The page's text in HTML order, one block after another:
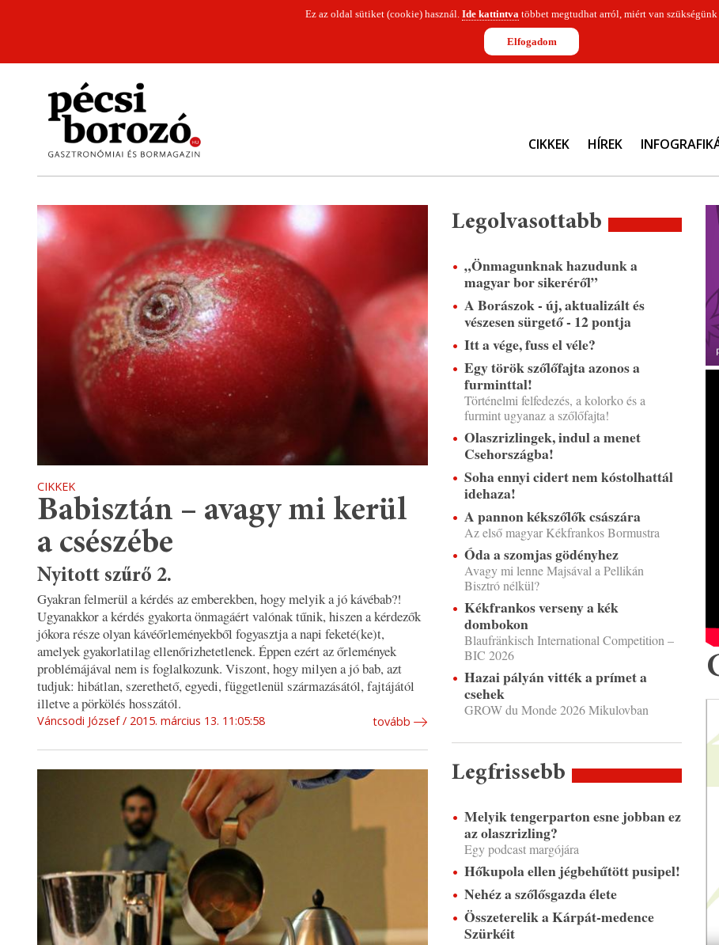
Ez az oldal sütiket (cookie) használ. Ide kattintvatöbbet megtudhat arról, miért van szükségünk
Elfogadom
CIKKEK HÍREK
CIKKEK
Babisztán – avagy mi kerül
a csészébe
Nyitott szűrő 2.
Gyakran felmerül a kérdés az emberekben, hogy melyik a jó kávébab?!
Ugyanakkor a kérdés gyakorta önmagáért valónak tűnik, hiszen a kérdezők
jókora része olyan kávéőrleményekből fogyasztja a napi feketé(ke)t,
amelyek gyakorlatilag ellenőrizhetetlenek. Éppen ezért az őrlemények
problémájával nem is foglalkozunk. Viszont, hogy milyen a jó bab, azt
tudjuk: hibátlan, szerethető, egyedi, függetlenül származásától, fajtájától
illetve a pörkölés hosszától.
Váncsodi József 2015. március 13. 11:05:58 tovább
Legolvasottabb
„Önmagunknak hazudunk a
magyar bor sikeréről”
A Borászok - új, aktualizált és
vészesen sürgető - 12 pontja
Itt a vége, fuss el véle?
Egy török szőlőfajta azonos a
furminttal!
Történelmi felfedezés, a kolorko és a
furmint ugyanaz a szőlőfajta!
Olaszrizlingek, indul a menet
Csehországba!
Soha ennyi cidert nem kóstolhattál
idehaza!
A pannon kékszőlők császára
Az első magyar Kékfrankos Bormustra
Óda a szomjas gödényhez
Avagy mi lenne Majsával a Pellikán
Bisztró nélkül?
Kékfrankos verseny a kék
dombokon
Blaufränkisch International Competition –
BIC 2026
Hazai pályán vitték a prímet a
csehek
GROW du Monde 2026 Mikulovban
Legfrissebb
Melyik tengerparton esne jobban ez
az olaszrizling?
Egy podcast margójára
Hőkupola ellen jégbehűtött pusipel!
Nehéz a szőlősgazda élete
Összeterelik a Kárpát-medence
Szürkéit